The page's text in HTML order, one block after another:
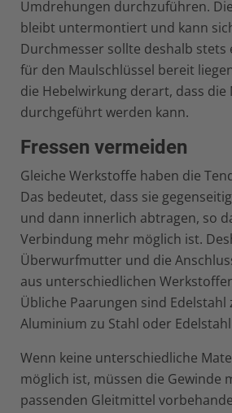
Umdrehungen durchzuführen.
bleibt untermontiert und kann
Durchmesser sollte deshalb stets
für den Maulschlüssel bereit
die Hebelwirkung derart, dass
durchgeführt werden kann.
Fressen vermeiden
Gleiche Werkstoffe haben die
Das bedeutet, dass sie
und dann innerlich abtragen, so
Verbindung mehr möglich ist.
Überwurfmutter und die
aus unterschiedlichen
Übliche Paarungen sind Edelstahl
Aluminium zu Stahl oder
Wenn keine unterschiedliche
möglich ist, müssen die Gewinde
passenden Gleitmittel